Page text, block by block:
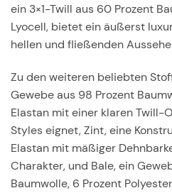
ein 3×1-Twill aus 60 Prozent
Lyocell, bietet ein äußerst
hellen und fließenden
Zu den weiteren beliebten
Gewebe aus 98 Prozent
Elastan mit einer klaren Twill-
Styles eignet, Zint, eine
Elastan mit mäßiger
Charakter, und Bale, ein
Baumwolle, 6 Prozent